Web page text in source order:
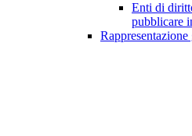
Enti di
pubblicare
Rappresentazione